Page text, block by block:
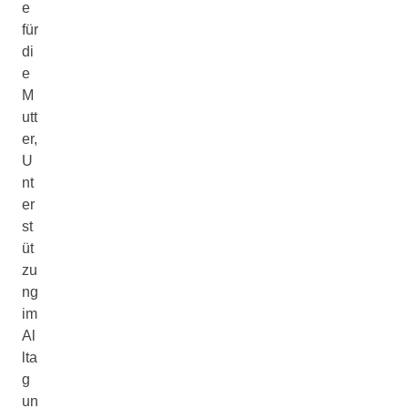
e
für
di
e
M
utt
er,
U
nt
er
st
üt
zu
ng
im
Al
lta
g
un